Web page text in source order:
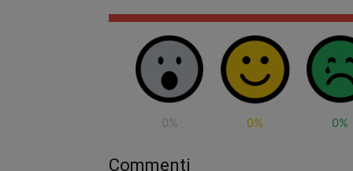
0% 0% 0%
Commenti